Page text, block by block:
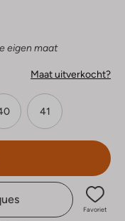
eigen maat
Maat uitverkocht?
41
Favoriet